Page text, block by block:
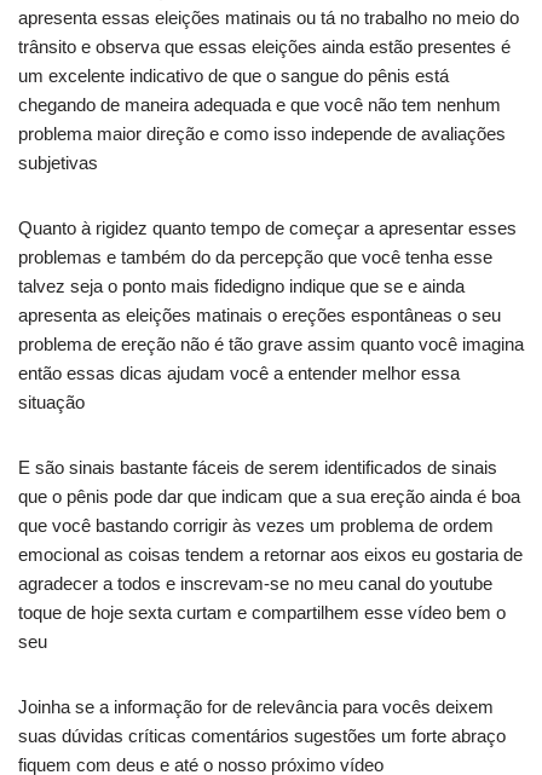
apresenta essas eleições matinais ou tá no trabalho no meio do
trânsito e observa que essas eleições ainda estão presentes é
um excelente indicativo de que o sangue do pênis está
chegando de maneira adequada e que você não tem nenhum
problema maior direção e como isso independe de avaliações
subjetivas
Quanto à rigidez quanto tempo de começar a apresentar esses
problemas e também do da percepção que você tenha esse
talvez seja o ponto mais fidedigno indique que se e ainda
apresenta as eleições matinais o ereções espontâneas o seu
problema de ereção não é tão grave assim quanto você imagina
então essas dicas ajudam você a entender melhor essa
situação
E são sinais bastante fáceis de serem identificados de sinais
que o pênis pode dar que indicam que a sua ereção ainda é boa
que você bastando corrigir às vezes um problema de ordem
emocional as coisas tendem a retornar aos eixos eu gostaria de
agradecer a todos e inscrevam-se no meu canal do youtube
toque de hoje sexta curtam e compartilhem esse vídeo bem o
seu
Joinha se a informação for de relevância para vocês deixem
suas dúvidas críticas comentários sugestões um forte abraço
fiquem com deus e até o nosso próximo vídeo